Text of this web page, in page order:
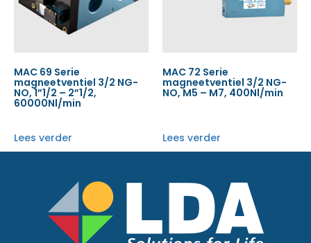
MAC 69 Serie
magneetventiel 3/2 NG-
NO, 1”1/2 – 2”1/2,
60000Nl/min
Lees verder
MAC 72 Serie
magneetventiel 3/2 NG-
NO, M5 – M7, 400Nl/min
Lees verder